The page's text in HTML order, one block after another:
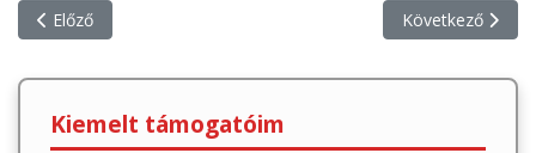
Előző cikk: Új év, új teljesítménydiagnosztika, új lendület
Előző Következő cikk:
Következő
Kiemelt támogatóim